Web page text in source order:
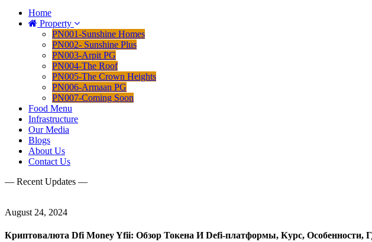
Home
Property
PN001-Sunshine Homes
PN002- Sunshine Plus
PN003-Arpit PG
PN004-The Roof
PN005-The Crown Heights
PN006-Armaan PG
PN007-Coming Soon
Food Menu
Infrastructure
Our Media
Blogs
About Us
Contact Us
— Recent Updates —
August 24, 2024
Криптовалюта Dfi Money Yfii: Обзор Токена И Defi-платформы, Курс, Особенности,